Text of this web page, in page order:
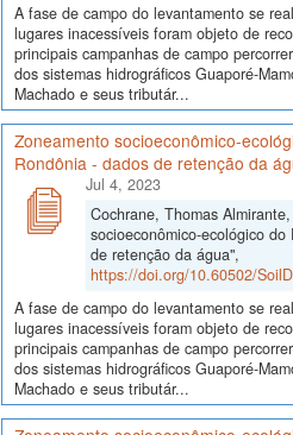
A fase de campo do levantamento se
lugares inacessíveis foram objeto de
principais campanhas de campo
dos sistemas hidrográficos Guaporé-
Machado e seus tributár...
Zoneamento socioeconômico-
Rondônia - dados de retenção da
Jul 4, 2023
Cochrane, Thomas
socioeconômico-ecológico
de retenção da água",
https://doi.org/10.60502/
A fase de campo do levantamento se
lugares inacessíveis foram objeto de
principais campanhas de campo
dos sistemas hidrográficos Guaporé-
Machado e seus tributár...